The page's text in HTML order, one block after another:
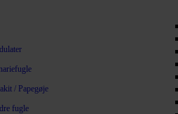
/ Papegøje
fugle